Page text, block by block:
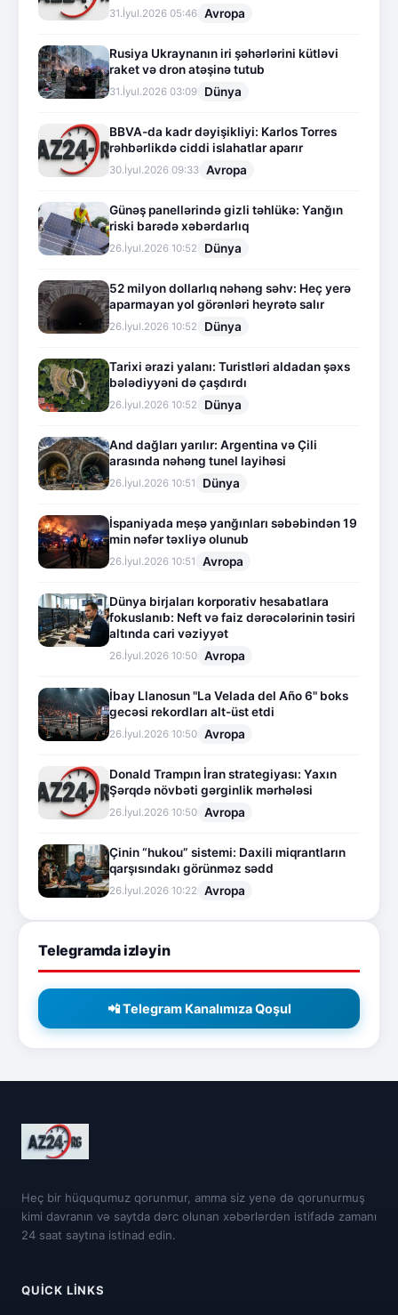
31.İyul.2026 05:46 Avropa
Rusiya Ukraynanın iri şəhərlərini kütləvi
raket və dron atəşinə tutub
31.İyul.2026 03:09 Dünya
BBVA-da kadr dəyişikliyi: Karlos Torres
rəhbərlikdə ciddi islahatlar aparır
30.İyul.2026 09:33 Avropa
Günəş panellərində gizli təhlükə: Yanğın
riski barədə xəbərdarlıq
26.İyul.2026 10:52 Dünya
52 milyon dollarlıq nəhəng səhv: Heç yerə
aparmayan yol görənləri heyrətə salır
26.İyul.2026 10:52 Dünya
Tarixi ərazi yalanı: Turistləri aldadan şəxs
bələdiyyəni də çaşdırdı
26.İyul.2026 10:52 Dünya
And dağları yarılır: Argentina və Çili
arasında nəhəng tunel layihəsi
26.İyul.2026 10:51 Dünya
İspaniyada meşə yanğınları səbəbindən 19
min nəfər təxliyə olunub
26.İyul.2026 10:51 Avropa
Dünya birjaları korporativ hesabatlara
fokuslanıb: Neft və faiz dərəcələrinin təsiri
altında cari vəziyyət
26.İyul.2026 10:50 Avropa
İbay Llanosun "La Velada del Año 6" boks
gecəsi rekordları alt-üst etdi
26.İyul.2026 10:50 Avropa
Donald Trampın İran strategiyası: Yaxın
Şərqdə növbəti gərginlik mərhələsi
26.İyul.2026 10:50 Avropa
Çinin “hukou” sistemi: Daxili miqrantların
qarşısındakı görünməz sədd
26.İyul.2026 10:22 Avropa
Telegramda izləyin
📲 Telegram Kanalımıza Qoşul
Heç bir hüququmuz qorunmur, amma siz yenə də qorunurmuş
kimi davranın və saytda dərc olunan xəbərlərdən istifadə zamanı
24 saat saytına istinad edin.
QUICK LINKS